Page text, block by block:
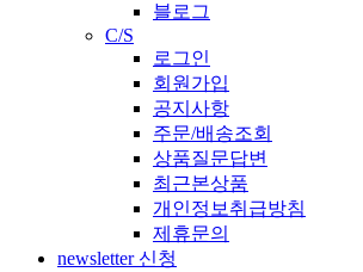
블로그
C/S
로그인
회원가입
공지사항
주문/배송조회
상품질문답변
최근본상품
개인정보취급방침
제휴문의
newsletter 신청